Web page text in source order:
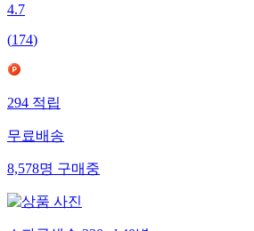
4.7
(174)
294적립
무료배송
8,578명구매중